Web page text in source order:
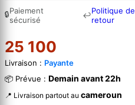
🔒Paiement
sécurisé
↩Politique de
retour
25 100
Livraison : Payante
📦 Prévue : Demain avant 22h
📍 Livraison partout au cameroun